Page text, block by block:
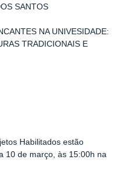
SANTOS
NA UNIVESIDADE:
TRADICIONAIS E
Habilitados estão
10 de março, às 15:00h na